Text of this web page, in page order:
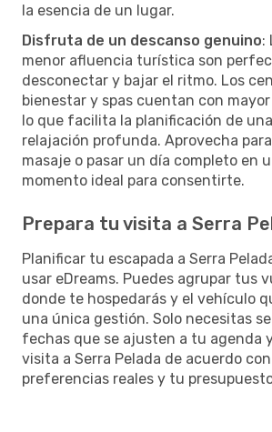
la esencia de un lugar.
Disfruta de un descanso genuino:
menor afluencia turística son
desconectar y bajar el ritmo. Los
bienestar y spas cuentan con
lo que facilita la planificación de
relajación profunda. Aprovecha
masaje o pasar un día completo en
momento ideal para consentirte.
Prepara tu visita a Serra
Planificar tu escapada a Serra
usar eDreams. Puedes agrupar tus
donde te hospedarás y el vehículo
una única gestión. Solo necesitas
fechas que se ajusten a tu agenda
visita a Serra Pelada de acuerdo
preferencias reales y tu